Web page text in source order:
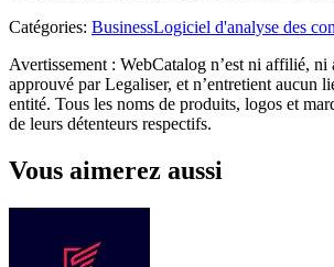
Catégories: BusinessLogiciel d'analyse des
Avertissement : WebCatalog n’est ni affilié, ni
approuvé par Legaliser, et n’entretient aucun
entité. Tous les noms de produits, logos et
de leurs détenteurs respectifs.
Vous aimerez aussi